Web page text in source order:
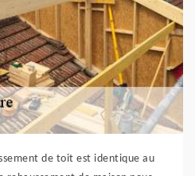
de toit est identique au